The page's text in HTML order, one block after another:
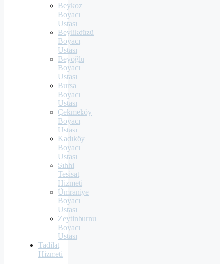
Beykoz
Boyacı
Ustası
Beylikdüzü
Boyacı
Ustası
Beyoğlu
Boyacı
Ustası
Bursa
Boyacı
Ustası
Çekmeköy
Boyacı
Ustası
Kadıköy
Boyacı
Ustası
Sıhhi
Tesisat
Hizmeti
Ümraniye
Boyacı
Ustası
Zeytinburnu
Boyacı
Ustası
Tadilat
Hizmeti